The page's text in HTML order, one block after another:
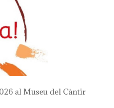
al Museu del Càntir